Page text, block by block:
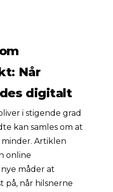
Når
digitalt
i stigende grad
kan samles om at
Artiklen
online
måder at
på, når hilsnerne